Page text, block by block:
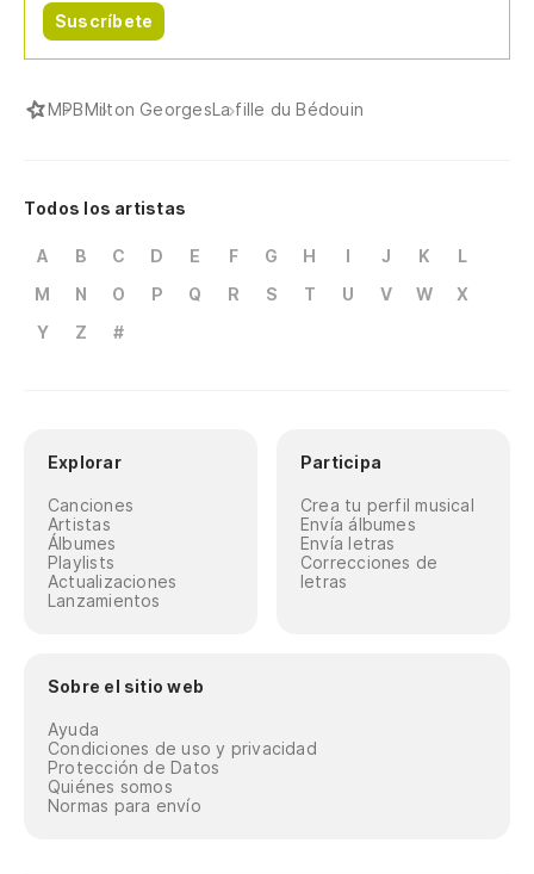
Suscríbete
MPBMilton GeorgesLa fille du Bédouin
Todos los artistas
A B C D E F G H I J K
L
M
N O P Q R S T U V W
X
Y
Z #
Explorar
Canciones
Artistas
Álbumes
Playlists
Actualizaciones
Lanzamientos
Participa
Crea tu perfil musical
Envía álbumes
Envía letras
Correcciones de
letras
Sobre el sitio web
Ayuda
Condiciones de uso y privacidad
Protección de Datos
Quiénes somos
Normas para envío